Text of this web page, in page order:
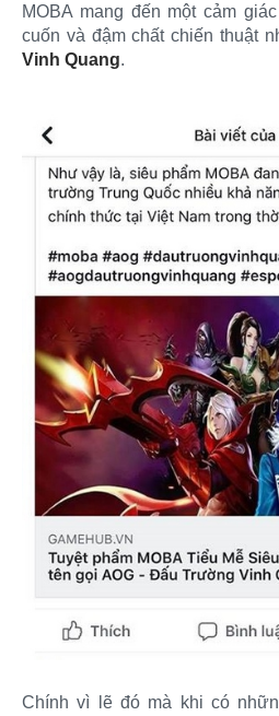
MOBA mang đến một cảm
cuốn và đậm chất chiến thuật
Vinh Quang.
Chính vì lẽ đó mà khi có